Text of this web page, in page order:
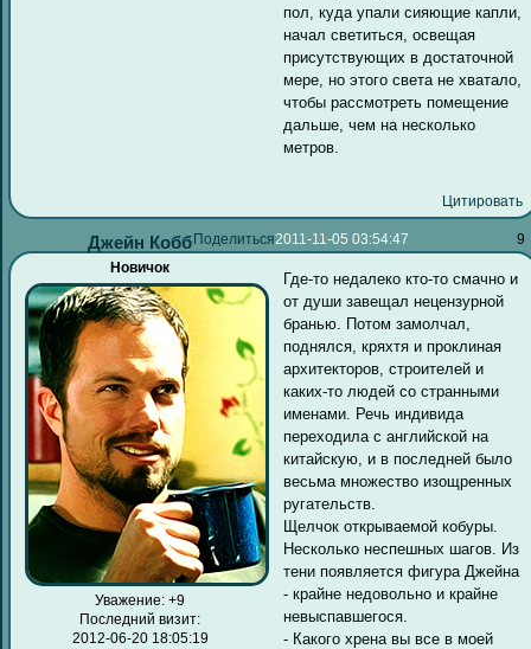
пол, куда упали сияющие капли,
начал светиться, освещая
присутствующих в достаточной
мере, но этого света не хватало,
чтобы рассмотреть помещение
дальше, чем на несколько
метров.
Цитировать
Поделиться 9
2011-11-05 03:54:47
Джейн Кобб
Новичок
Уважение: +9
Последний визит:
2012-06-20 18:05:19
Где-то недалеко кто-то смачно и
от души завещал нецензурной
бранью. Потом замолчал,
поднялся, кряхтя и проклиная
архитекторов, строителей и
каких-то людей со странными
именами. Речь индивида
переходила с английской на
китайскую, и в последней было
весьма множество изощренных
ругательств.
Щелчок открываемой кобуры.
Несколько неспешных шагов. Из
тени появляется фигура Джейна
- крайне недовольно и крайне
невыспавшегося.
- Какого хрена вы все в моей